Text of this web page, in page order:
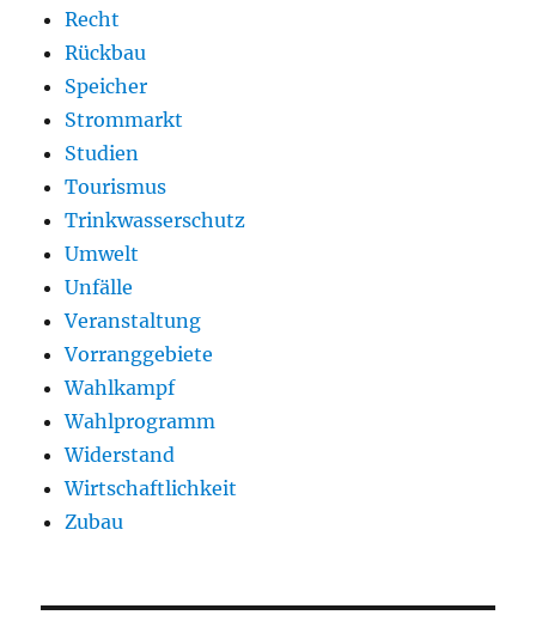
Recht
Rückbau
Speicher
Strommarkt
Studien
Tourismus
Trinkwasserschutz
Umwelt
Unfälle
Veranstaltung
Vorranggebiete
Wahlkampf
Wahlprogramm
Widerstand
Wirtschaftlichkeit
Zubau